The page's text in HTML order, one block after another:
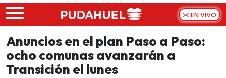
Skip to main content
EN VIVO
Anuncios en el plan Paso a Paso:
ocho comunas avanzarán a
Transición el lunes